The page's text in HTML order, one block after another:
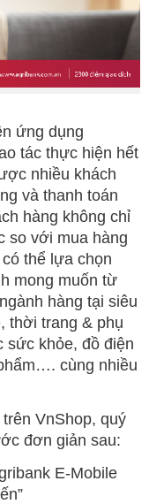
ứng dụng
tác thực hiện hết
nhiều khách
và thanh toán
hàng không chỉ
so với mua hàng
thể lựa chọn
mong muốn từ
hàng tại siêu
thời trang & phụ
sức khỏe, đồ điện
cùng nhiều
VnShop, quý
đơn giản sau:
E-Mobile